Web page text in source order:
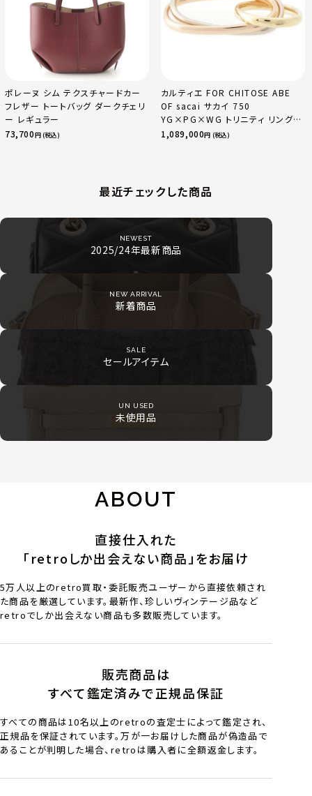
ポレーヌ シム テクスチャードカー
フレザー トートバッグ ダークチェリ
ー レギュラー
73,700円 (税込)
カルティエ FOR CHITOSE ABE
OF sacai サカイ 750
YG×PG×WG トリニティ リング
指輪 マルチカラー 50 51 52
1,089,000円 (税込)
最近チェックした商品
NEWEST
2025/24年最新商品
NEW ARRIVAL
新着商品
SALE
セールアイテム
UN USED
未使用品
ABOUT
直接仕入れた
「retroしか出会えない商品」をお届け
5万人以上のretro買取・委託販売ユーザーから直接依頼され
た商品を厳選しています。最新作、珍しいヴィンテージ品など
retroでしか出会えない商品も多数販売しています。
販売商品は
すべて鑑定済みで正規品保証
すべての商品は10名以上のretroの査定士によって鑑定され、
正規品を保証されています。万が一お届けした商品が偽造品で
あることが判明した場合、retroは購入者に全額返金します。